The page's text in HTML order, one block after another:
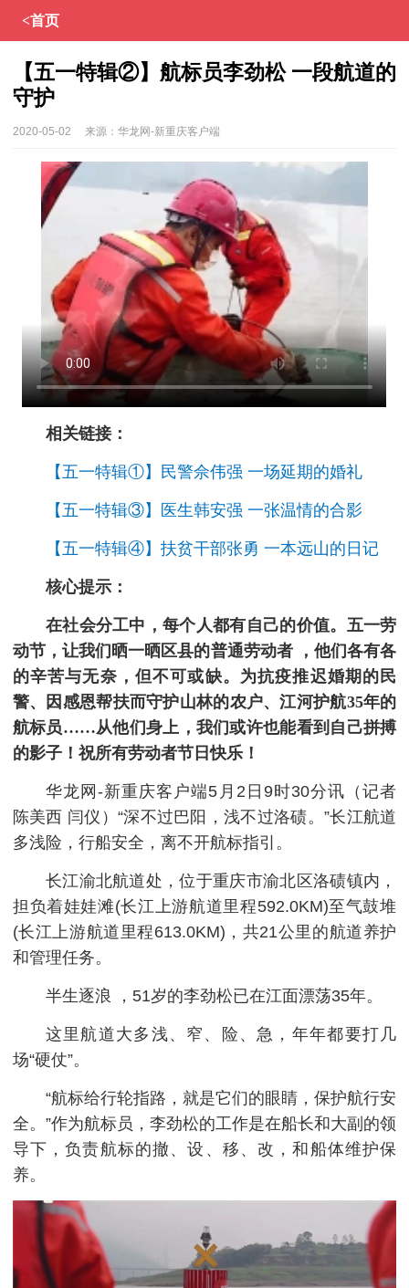
<首页
【五一特辑②】航标员李劲松 一段航道的
守护
来源： 华龙网-新重庆客户端
2020-05-02
相关链接：
【五一特辑①】民警佘伟强 一场延期的婚礼
【五一特辑③】医生韩安强 一张温情的合影
【五一特辑④】扶贫干部张勇 一本远山的日记
核心提示：
在社会分工中，每个人都有自己的价值。五一劳
动节，让我们晒一晒区县的普通劳动者 ，他们各有各
的辛苦与无奈，但不可或缺。为抗疫推迟婚期的民
警、因感恩帮扶而守护山林的农户、江河护航35年的
航标员……从他们身上，我们或许也能看到自己拼搏
的影子！祝所有劳动者节日快乐！
华龙网-新重庆客户端5月2日9时30分讯（记者
陈美西 闫仪）“深不过巴阳，浅不过洛碛。”长江航道
多浅险，行船安全，离不开航标指引。
长江渝北航道处，位于重庆市渝北区洛碛镇内，
担负着娃娃滩(长江上游航道里程592.0KM)至气鼓堆
(长江上游航道里程613.0KM)，共21公里的航道养护
和管理任务。
半生逐浪 ，51岁的李劲松已在江面漂荡35年。
这里航道大多浅、窄、险、急，年年都要打几
场“硬仗”。
“航标给行轮指路，就是它们的眼睛，保护航行安
全。”作为航标员，李劲松的工作是在船长和大副的领
导下，负责航标的撤、设、移、改，和船体维护保
养。